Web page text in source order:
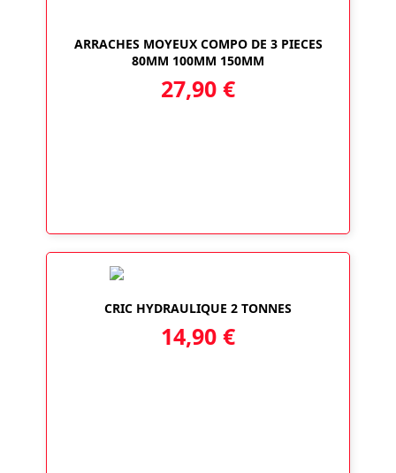
ARRACHES MOYEUX COMPO DE 3 PIECES
80MM 100MM 150MM
27,90 €
CRIC HYDRAULIQUE 2 TONNES
14,90 €